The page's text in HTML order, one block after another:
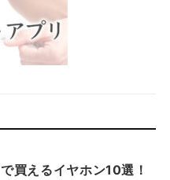
買えるイヤホン10選！